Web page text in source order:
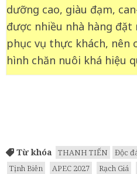
dưỡng cao, giàu đạm,
được nhiều nhà hàng đặt
phục vụ thực khách, nên
hình chăn nuôi khá hiệu
Từ khóa THANH TIẾN Độc
Tịnh Biên
APEC 2027 Rạch Giá